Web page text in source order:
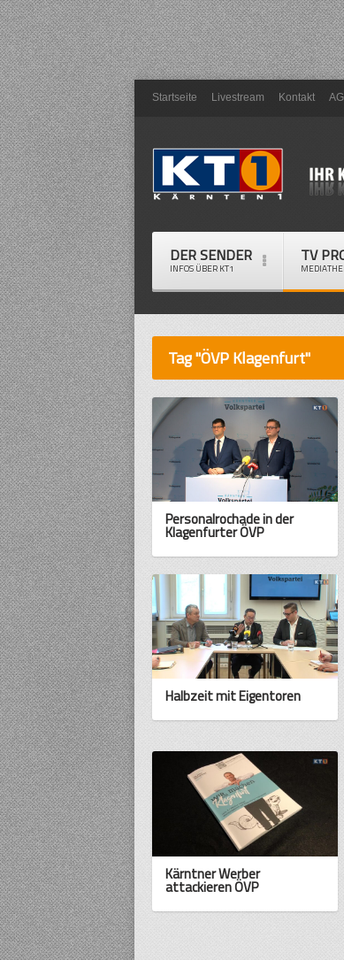
Startseite Livestream Kontakt
DER SENDER
INFOS ÜBER KT1
TV
Tag "ÖVP Klagenfurt"
Personalrochade in der
Klagenfurter ÖVP
Halbzeit mit Eigentoren
Kärntner Werber
attackieren ÖVP